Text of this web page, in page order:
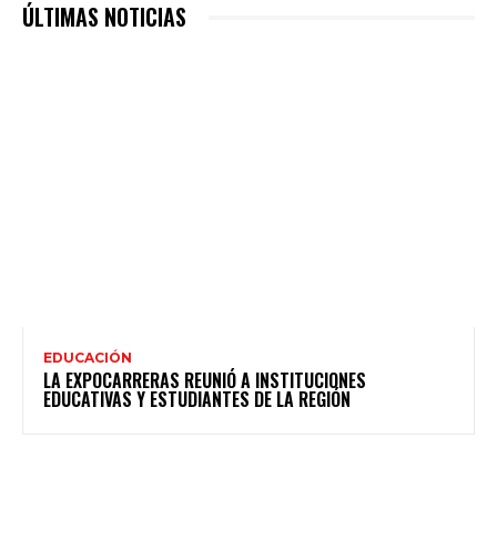
ÚLTIMAS NOTICIAS
EDUCACIÓN
LA EXPOCARRERAS REUNIÓ A INSTITUCIONES
EDUCATIVAS Y ESTUDIANTES DE LA REGIÓN